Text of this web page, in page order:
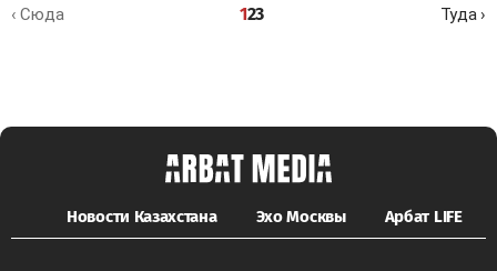
‹ Сюда 123 Туда ›
Новости Казахстана Эхо Москвы Арбат LIFE